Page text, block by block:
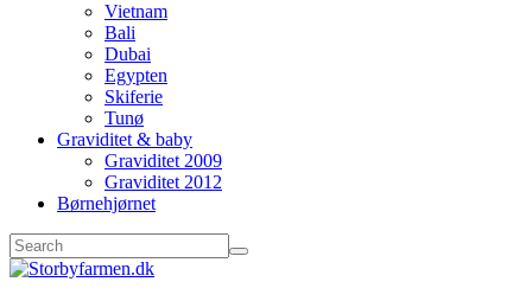
Vietnam
Bali
Dubai
Egypten
Skiferie
Tunø
Graviditet & baby
Graviditet 2009
Graviditet 2012
Børnehjørnet